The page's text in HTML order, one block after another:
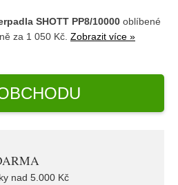
SHOTT PP8/10000oblíbené
za 1 050 Kč. Zobrazit více »
nad 5.000 Kč